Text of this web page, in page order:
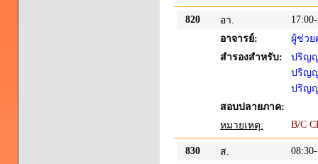
820 อา.
อาจารย์:
ผู้ช่วย
สำรองสำหรับ:
ปริญญ
ปริญ
ปริญญ
สอบปลายภาค:
หมายเหตุ:
B/C
830 ส.